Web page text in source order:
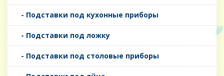
- Подставки под кухонные приборы
- Подставки под ложку
- Подставки под столовые приборы